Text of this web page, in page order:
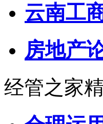
云南工
房地产
经管之家